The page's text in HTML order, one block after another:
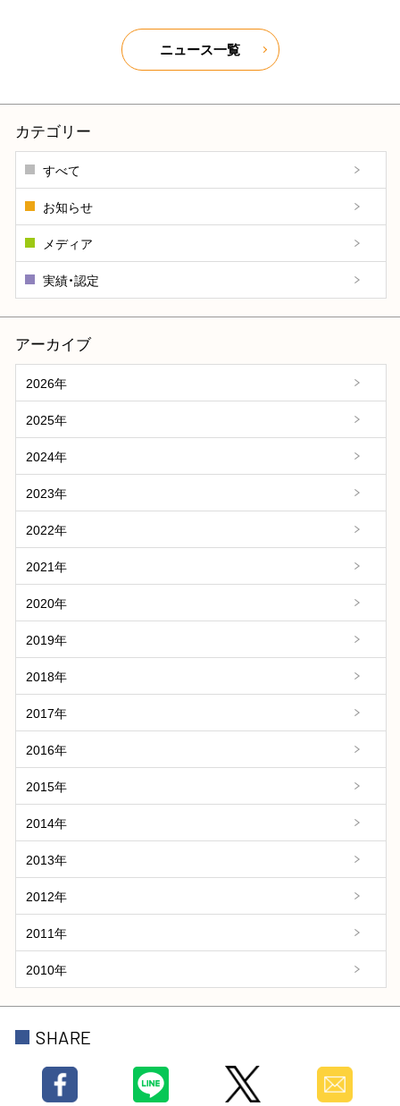
ニュース一覧
カテゴリー
すべて
お知らせ
メディア
実績・認定
アーカイブ
2026年
2025年
2024年
2023年
2022年
2021年
2020年
2019年
2018年
2017年
2016年
2015年
2014年
2013年
2012年
2011年
2010年
SHARE